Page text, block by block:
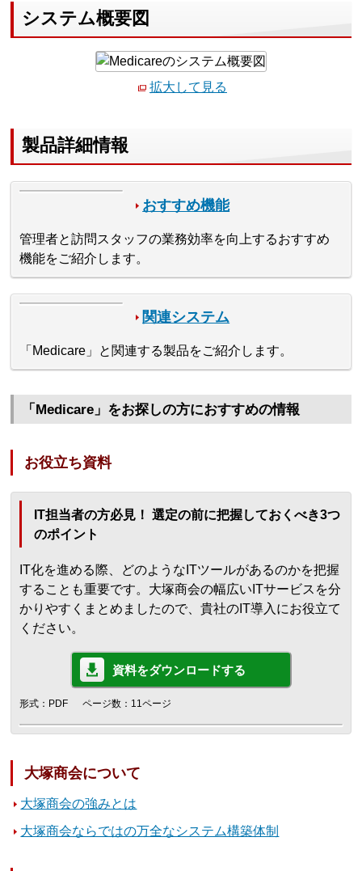
システム概要図
拡大して見る
製品詳細情報
おすすめ機能
管理者と訪問スタッフの業務効率を向上するおすすめ
機能をご紹介します。
関連システム
「Medicare」と関連する製品をご紹介します。
「Medicare」をお探しの方におすすめの情報
お役立ち資料
IT担当者の方必見！ 選定の前に把握しておくべき3つ
のポイント
IT化を進める際、どのようなITツールがあるのかを把握
することも重要です。大塚商会の幅広いITサービスを分
かりやすくまとめましたので、貴社のIT導入にお役立て
ください。
資料をダウンロードする
形式：PDF ページ数：11ページ
大塚商会について
大塚商会の強みとは
大塚商会ならではの万全なシステム構築体制